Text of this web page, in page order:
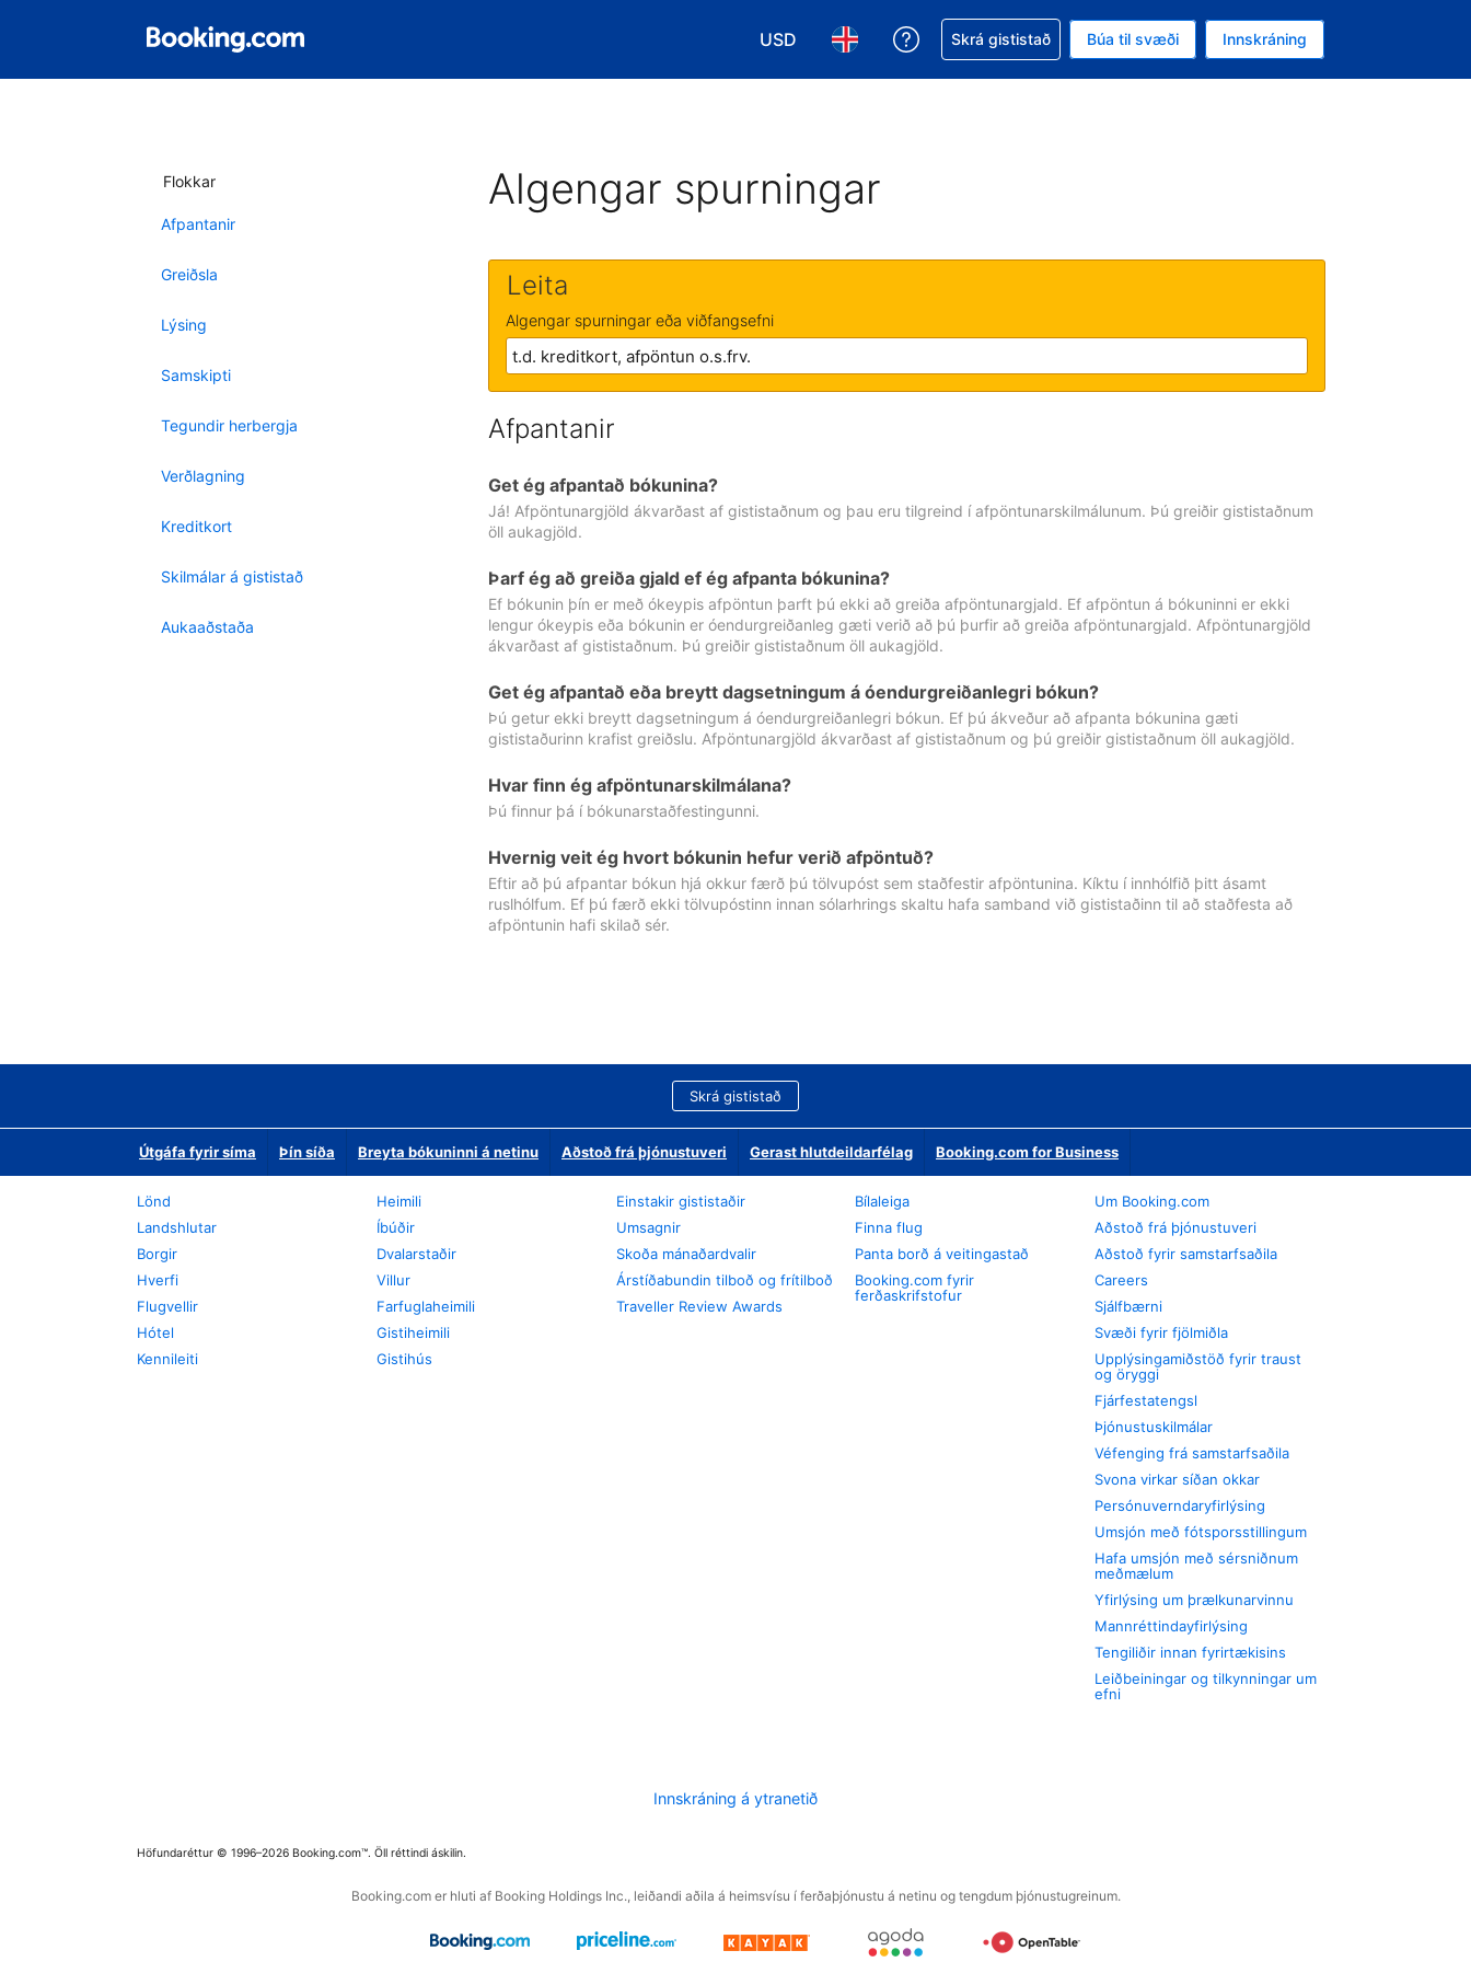
USD
Veldu gjaldmiðil. Í augnablikinu er gjaldmiðillinn Bandaríkjadalur
Veldu þitt tungumál. Í augnablikinu er tungumál þitt Íslensku
Fá aðstoð við bókunina
Skrá gististað Búa til svæði Innskráning
Flokkar
Afpantanir
Greiðsla
Lýsing
Samskipti
Tegundir herbergja
Verðlagning
Kreditkort
Skilmálar á gististað
Aukaaðstaða
Algengar spurningar
Leita
Algengar spurningar eða viðfangsefni
Afpantanir
Get ég afpantað bókunina?
Já! Afpöntunargjöld ákvarðast af gististaðnum og þau eru tilgreind í afpöntunarskilmálunum. Þú greiðir gististaðnum
öll aukagjöld.
Þarf ég að greiða gjald ef ég afpanta bókunina?
Ef bókunin þín er með ókeypis afpöntun þarft þú ekki að greiða afpöntunargjald. Ef afpöntun á bókuninni er ekki
lengur ókeypis eða bókunin er óendurgreiðanleg gæti verið að þú þurfir að greiða afpöntunargjald. Afpöntunargjöld
ákvarðast af gististaðnum. Þú greiðir gististaðnum öll aukagjöld.
Get ég afpantað eða breytt dagsetningum á óendurgreiðanlegri bókun?
Þú getur ekki breytt dagsetningum á óendurgreiðanlegri bókun. Ef þú ákveður að afpanta bókunina gæti
gististaðurinn krafist greiðslu. Afpöntunargjöld ákvarðast af gististaðnum og þú greiðir gististaðnum öll aukagjöld.
Hvar finn ég afpöntunarskilmálana?
Þú finnur þá í bókunarstaðfestingunni.
Hvernig veit ég hvort bókunin hefur verið afpöntuð?
Eftir að þú afpantar bókun hjá okkur færð þú tölvupóst sem staðfestir afpöntunina. Kíktu í innhólfið þitt ásamt
ruslhólfum. Ef þú færð ekki tölvupóstinn innan sólarhrings skaltu hafa samband við gististaðinn til að staðfesta að
afpöntunin hafi skilað sér.
Skrá gististað
Útgáfa fyrir síma Þín síða Breyta bókuninni á netinu Aðstoð frá þjónustuveri Gerast hlutdeildarfélag Booking.com for Business
Lönd
Landshlutar
Borgir
Hverfi
Flugvellir
Hótel
Kennileiti
Heimili
Íbúðir
Dvalarstaðir
Villur
Farfuglaheimili
Gistiheimili
Gistihús
Einstakir gististaðir
Umsagnir
Skoða mánaðardvalir
Árstíðabundin tilboð og frítilboð
Traveller Review Awards
Bílaleiga
Finna flug
Panta borð á veitingastað
Booking.com fyrir
ferðaskrifstofur
Um Booking.com
Aðstoð frá þjónustuveri
Aðstoð fyrir samstarfsaðila
Careers
Sjálfbærni
Svæði fyrir fjölmiðla
Upplýsingamiðstöð fyrir traust
og öryggi
Fjárfestatengsl
Þjónustuskilmálar
Véfenging frá samstarfsaðila
Svona virkar síðan okkar
Persónuverndaryfirlýsing
Umsjón með fótsporsstillingum
Hafa umsjón með sérsniðnum
meðmælum
Yfirlýsing um þrælkunarvinnu
Mannréttindayfirlýsing
Tengiliðir innan fyrirtækisins
Leiðbeiningar og tilkynningar um
efni
Innskráning á ytranetið
Höfundaréttur © 1996–2026 Booking.com™. Öll réttindi áskilin.
Booking.com er hluti af Booking Holdings Inc., leiðandi aðila á heimsvísu í ferðaþjónustu á netinu og tengdum þjónustugreinum.